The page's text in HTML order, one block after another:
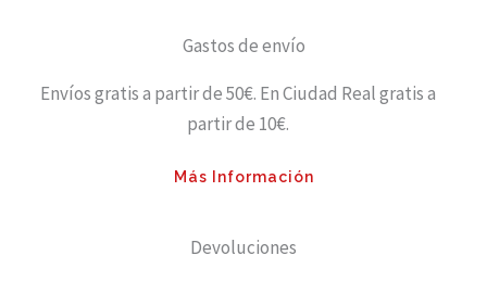
Gastos de envío
Envíos gratis a partir de 50€. En Ciudad Real gratis a
partir de 10€.
Más Información
Devoluciones